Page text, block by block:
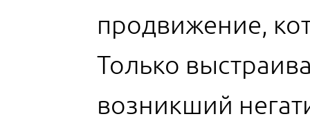
продвижение,
Только
возникший